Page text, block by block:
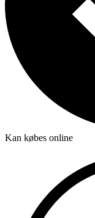
Kan købes online